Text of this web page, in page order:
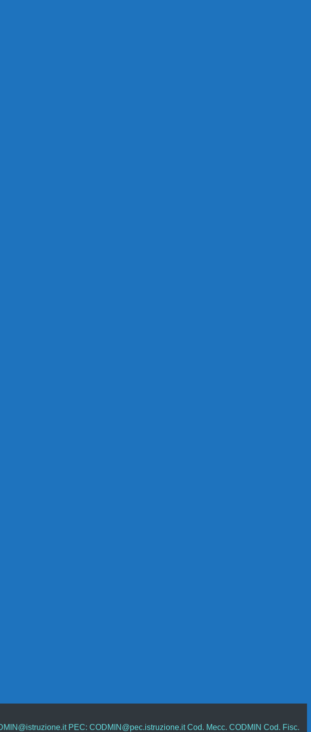
PEC: CODMIN@pec.istruzione.it Cod. Mecc. CODMIN Cod. Fisc.